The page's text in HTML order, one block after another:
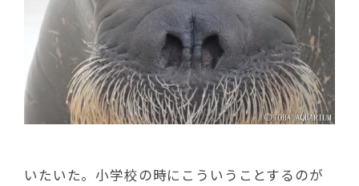
いたいた。小学校の時にこういうことするのが